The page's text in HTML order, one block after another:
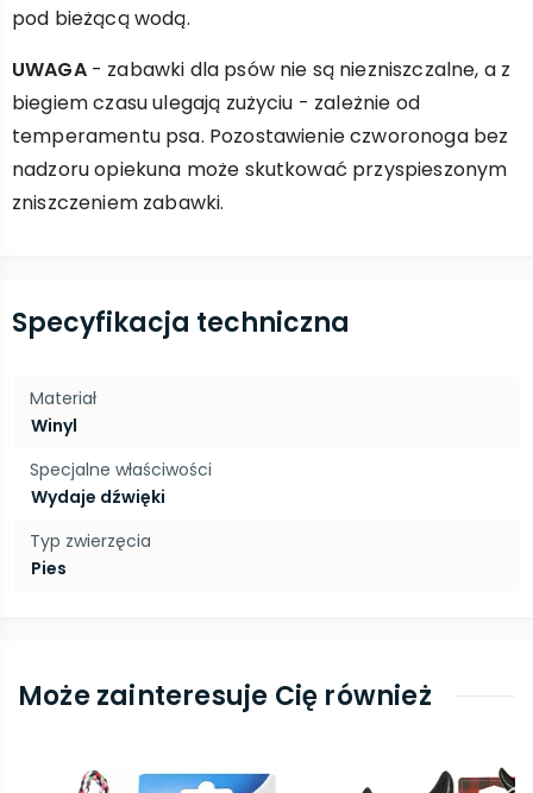
pod bieżącą wodą.
UWAGA- zabawki dla psów nie są niezniszczalne, a z
biegiem czasu ulegają zużyciu - zależnie od
temperamentu psa. Pozostawienie czworonoga bez
nadzoru opiekuna może skutkować przyspieszonym
zniszczeniem zabawki.
Specyfikacja techniczna
Materiał
Winyl
Specjalne właściwości
Wydaje dźwięki
Typ zwierzęcia
Pies
Może zainteresuje Cię również